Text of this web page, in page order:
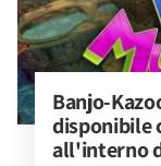
Banjo-
disponibile
all'interno